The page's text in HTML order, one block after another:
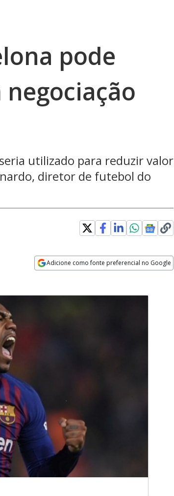
pode
utilizado para reduzir valor
diretor de futebol do
Adicione como fonte preferencial no Google